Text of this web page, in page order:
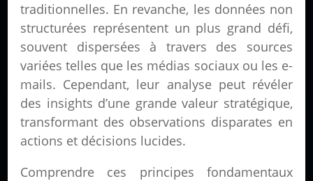
traditionnelles. En revanche, les données non
structurées représentent un plus grand défi,
souvent dispersées à travers des sources
variées telles que les médias sociaux ou les e-
mails. Cependant, leur analyse peut révéler
des insights d’une grande valeur stratégique,
transformant des observations disparates en
actions et décisions lucides.
Comprendre ces principes fondamentaux